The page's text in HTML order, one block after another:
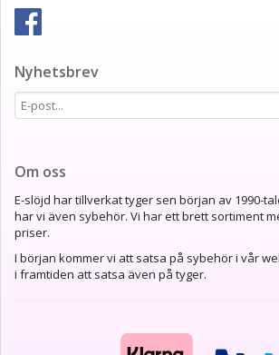
Nyhetsbrev
Om oss
E-slöjd har tillverkat tyger sen början av 1990-
har vi även sybehör. Vi har ett brett sortiment
priser.
I början kommer vi att satsa på sybehör i vår
i framtiden att satsa även på tyger.